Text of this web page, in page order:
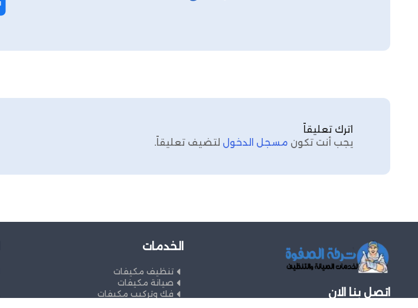
اترك تعليقاً
يجب أنت تكون مسجل الدخول لتضيف تعليقاً.
اتصل بنا الان
الخدمات
تنظيف مكيفات
صيانة مكيفات
فك وتركيب مكيفات